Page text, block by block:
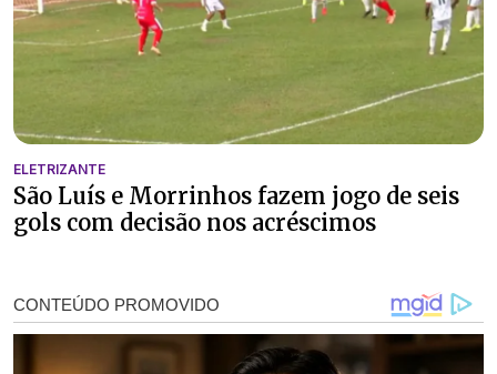
ELETRIZANTE
São Luís e Morrinhos fazem jogo de seis
gols com decisão nos acréscimos